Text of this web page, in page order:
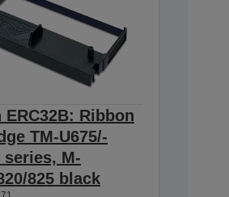
ERC32B: Ribbon
TM-U675/-
series, M-
825 black